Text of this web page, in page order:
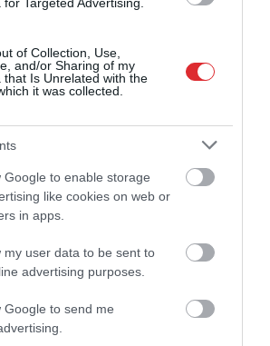
of Collection, Use,
and/or Sharing of my
that Is Unrelated with the
it was collected.
Google to enable storage
like cookies on web or
in apps.
my user data to be sent to
advertising purposes.
Google to send me
Neticami! Vācija spiesta doties
mājās – Paragvaja triumfē
dramatiskā 11 metru sitienu
30. jūnijs
Porziņģis paliek Goldensteitā –
zināmas jaunā līguma detaļas
30. jūnijs
Vieniem prieks, citiem asaras:
Brazīlija kompensācijas laikā
izrauj vietu astotdaļfinālā